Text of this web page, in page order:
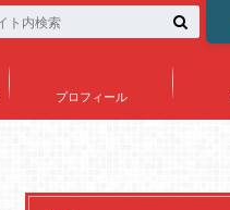
プロフィール